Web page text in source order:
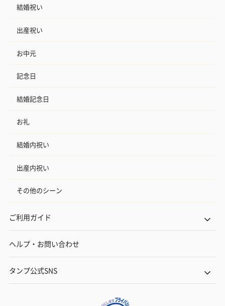
結婚祝い
出産祝い
お中元
記念日
結婚記念日
お礼
結婚内祝い
出産内祝い
その他のシーン
ご利用ガイド
ヘルプ・お問い合わせ
タンプ公式SNS